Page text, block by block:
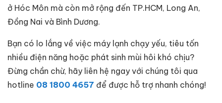
ở Hóc Môn mà còn mở rộng đến TP.HCM, Long An,
Đồng Nai và Bình Dương.
Bạn có lo lắng về việc máy lạnh chạy yếu, tiêu tốn
nhiều điện năng hoặc phát sinh mùi hôi khó chịu?
Đừng chần chừ, hãy liên hệ ngay với chúng tôi qua
hotline 08 1800 4657 để được hỗ trợ nhanh chóng!